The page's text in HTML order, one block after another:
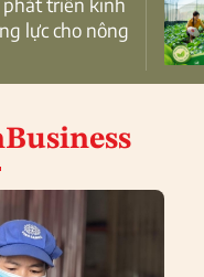
lực cho nông